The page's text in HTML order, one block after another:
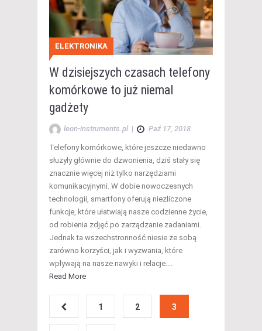
ELEKTRONIKA
W dzisiejszych czasach telefony
komórkowe to już niemal
gadżety
leon-instruments.pl | Paź 17, 2018
Telefony komórkowe, które jeszcze niedawno
służyły głównie do dzwonienia, dziś stały się
znacznie więcej niż tylko narzędziami
komunikacyjnymi. W dobie nowoczesnych
technologii, smartfony oferują niezliczone
funkcje, które ułatwiają nasze codzienne życie,
od robienia zdjęć po zarządzanie zadaniami.
Jednak ta wszechstronność niesie ze sobą
zarówno korzyści, jak i wyzwania, które
wpływają na nasze nawyki i relacje….
Read More
1 2 3